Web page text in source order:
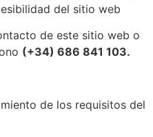
del sitio web
de este sitio web o
(+34) 686 841 103.
de los requisitos del